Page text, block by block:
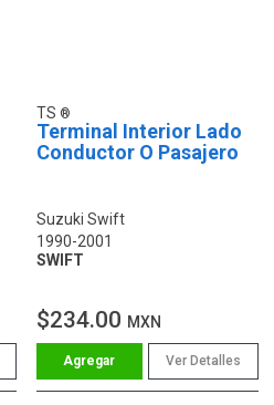
TS
Terminal Interior Lado
Conductor O Pasajero
Suzuki Swift
1990-2001
SWIFT
$234.00 MXN
Ver Detalles